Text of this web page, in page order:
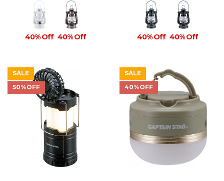
40% Off 40% Off 40% Off 40% Off
SALE
50%OFF
SALE
40%OFF